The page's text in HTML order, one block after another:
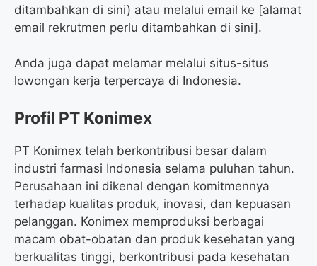
ditambahkan di sini) atau melalui email ke [alamat
email rekrutmen perlu ditambahkan di sini].
Anda juga dapat melamar melalui situs-situs
lowongan kerja terpercaya di Indonesia.
Profil PT Konimex
PT Konimex telah berkontribusi besar dalam
industri farmasi Indonesia selama puluhan tahun.
Perusahaan ini dikenal dengan komitmennya
terhadap kualitas produk, inovasi, dan kepuasan
pelanggan. Konimex memproduksi berbagai
macam obat-obatan dan produk kesehatan yang
berkualitas tinggi, berkontribusi pada kesehatan